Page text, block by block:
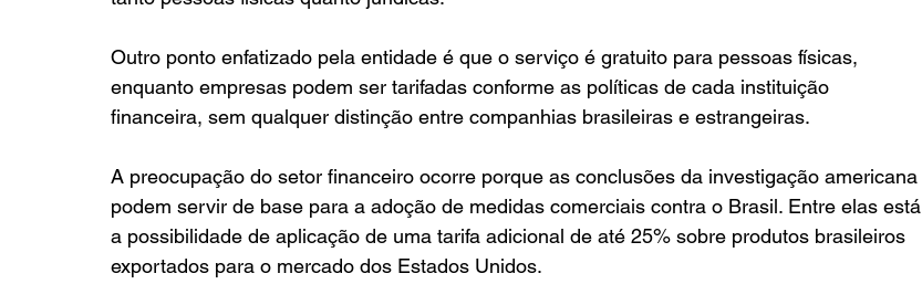
Outro ponto enfatizado pela entidade é que o serviço é gratuito para pessoas físicas,
enquanto empresas podem ser tarifadas conforme as políticas de cada instituição
financeira, sem qualquer distinção entre companhias brasileiras e estrangeiras.
A preocupação do setor financeiro ocorre porque as conclusões da investigação americana
podem servir de base para a adoção de medidas comerciais contra o Brasil. Entre elas está
a possibilidade de aplicação de uma tarifa adicional de até 25% sobre produtos brasileiros
exportados para o mercado dos Estados Unidos.